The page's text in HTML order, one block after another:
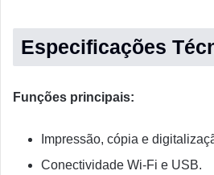
Especificações
Funções principais:
Impressão, cópia e
Conectividade Wi-Fi e USB.